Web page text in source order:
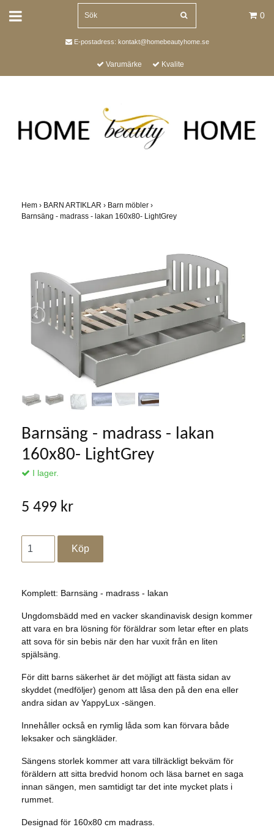
0
E-postadress: kontakt@homebeautyhome.se
Varumärke Kvalite
Hem › BARN ARTIKLAR › Barn möbler ›
Barnsäng - madrass - lakan 160x80- LightGrey
Barnsäng - madrass - lakan
160x80- LightGrey
I lager.
5 499 kr
Komplett: Barnsäng - madrass - lakan
Ungdomsbädd med en vacker skandinavisk design kommer
att vara en bra lösning för föräldrar som letar efter en plats
att sova för sin bebis när den har vuxit från en liten
spjälsäng.
För ditt barns säkerhet är det möjligt att fästa sidan av
skyddet (medföljer) genom att låsa den på den ena eller
andra sidan av YappyLux -sängen.
Innehåller också en rymlig låda som kan förvara både
leksaker och sängkläder.
Sängens storlek kommer att vara tillräckligt bekväm för
föräldern att sitta bredvid honom och läsa barnet en saga
innan sängen, men samtidigt tar det inte mycket plats i
rummet.
Designad för 160x80 cm madrass.